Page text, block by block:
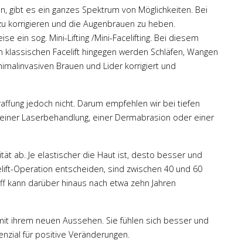
Prof. Dr. Engel
empathischer Arzt!
Nimmt sich viel Zeit für die
Beantwortet Emails
zugewandt. Chirugischisches
Ergebnis nach Liposuktion an
gibt es ein ganzes Spektrum von Möglichkeiten. Bei
korrigieren und die Augenbrauen zu heben.
ein sog. Mini-Lifting /Mini-Facelifting. Bei diesem
Facelift hingegen werden Schläfen, Wangen
Brauen und Lider korrigiert und
jedoch nicht. Darum empfehlen wir bei tiefen
Laserbehandlung, einer Dermabrasion oder einer
ab. Je elastischer die Haut ist, desto besser und
Operation entscheiden, sind zwischen 40 und 60
kann darüber hinaus nach etwa zehn Jahren
ihrem neuen Aussehen. Sie fühlen sich besser und
für positive Veränderungen.